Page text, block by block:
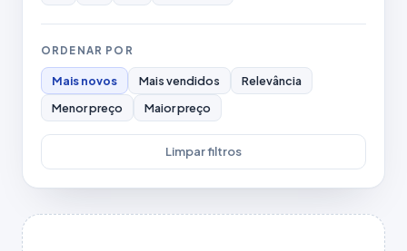
ORDENAR POR
Mais novos Mais vendidos
Relevância
Menor preço
Maior preço
Limpar filtros